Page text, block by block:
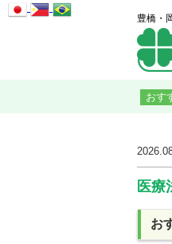
豊橋・
おす
医
お